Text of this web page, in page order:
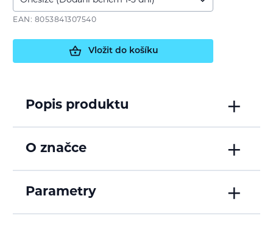
EAN: 8053841307540
Vložit do košíku
Popis produktu
O značce
Parametry